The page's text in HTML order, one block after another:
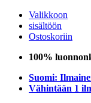
Valikkoon
sisältöön
Ostoskoriin
100%
Suomi:
Vähintään 1